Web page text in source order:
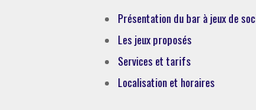
Présentation du bar à jeux de
Les jeux proposés
Services et tarifs
Localisation et horaires